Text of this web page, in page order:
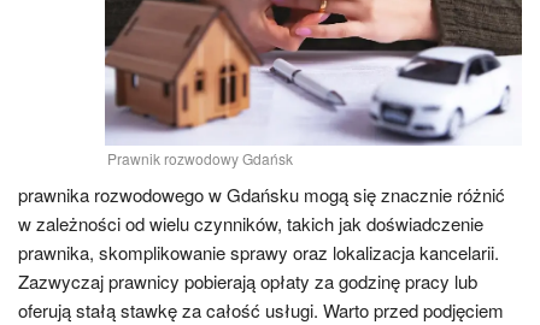
Prawnik rozwodowy Gdańsk
prawnika rozwodowego w Gdańsku mogą się znacznie różnić
w zależności od wielu czynników, takich jak doświadczenie
prawnika, skomplikowanie sprawy oraz lokalizacja kancelarii.
Zazwyczaj prawnicy pobierają opłaty za godzinę pracy lub
oferują stałą stawkę za całość usługi. Warto przed podjęciem